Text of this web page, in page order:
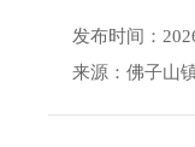
发布时间：
来源：佛子山